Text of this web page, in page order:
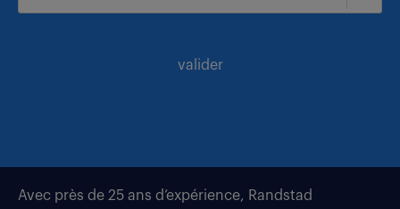
valider
Avec près de 25 ans d’expérience, Randstad